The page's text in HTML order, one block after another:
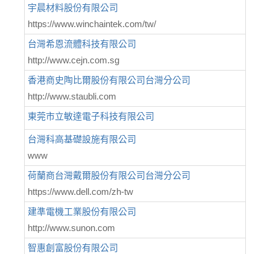
宇晨材料股份有限公司
https://www.winchaintek.com/tw/
台灣希恩流體科技有限公司
http://www.cejn.com.sg
香港商史陶比爾股份有限公司台灣分公司
http://www.staubli.com
東莞市立敏達電子科技有限公司
台灣科高基礎設施有限公司
www
荷蘭商台灣戴爾股份有限公司台灣分公司
https://www.dell.com/zh-tw
建準電機工業股份有限公司
http://www.sunon.com
智惠創富股份有限公司